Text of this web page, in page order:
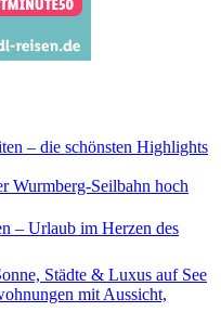
– die schönsten Highlights
Wurmberg-Seilbahn hoch
– Urlaub im Herzen des
Städte & Luxus auf See
mit Aussicht,